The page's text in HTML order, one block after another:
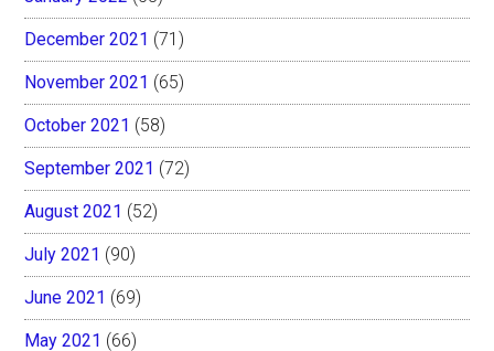
December 2021 (71)
November 2021 (65)
October 2021 (58)
September 2021 (72)
August 2021 (52)
July 2021 (90)
June 2021 (69)
May 2021 (66)